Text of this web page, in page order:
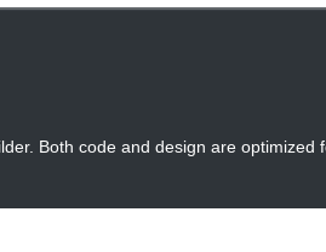
Both code and design are optimized